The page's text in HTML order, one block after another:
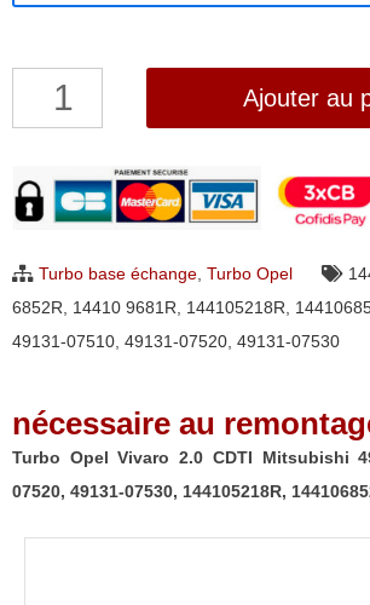
quantité
Opel
Vivaro
CDTI
Mitsubishi
49131-
07520,
49131-
Ajouter au
Turbo base échange Turbo Opel
6852R
14410 9681R 144105218R
49131-07510 49131-07520 49131-07530
nécessaire au
Turbo Opel Vivaro 2.0 CDTI Mitsubishi
07520, 49131-07530, 144105218R,